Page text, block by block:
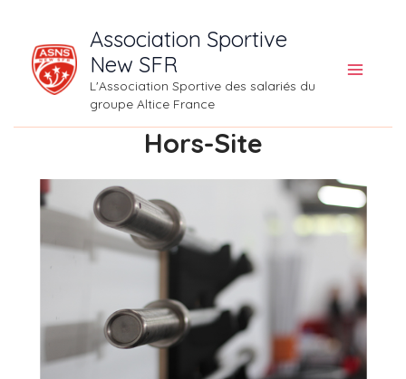
contenu
Association Sportive
New SFR
L'Association Sportive des salariés du
groupe Altice France
Hors-Site